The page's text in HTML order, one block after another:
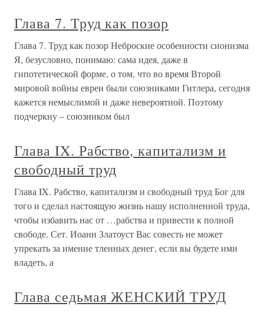
Глава 7. Труд как позор
Глава 7. Труд как позор Неброские особенности сионизма
Я, безусловно, понимаю: сама идея, даже в
гипотетической форме, о том, что во время Второй
мировой войны евреи были союзниками Гитлера, сегодня
кажется немыслимой и даже невероятной. Поэтому
подчеркну – союзником был
Глава IX. Рабство, капитализм и
свободный труд
Глава IX. Рабство, капитализм и свободный труд Бог для
того и сделал настоящую жизнь нашу исполненной труда,
чтобы избавить нас от …рабства и привести к полной
свободе. Сет. Иоанн Златоуст Вас совесть не может
упрекать за имение тленных денег, если вы будете ими
владеть, а
Глава седьмая ЖЕНСКИЙ ТРУД